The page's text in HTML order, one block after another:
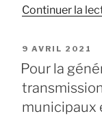
Continuer la
PUBLIÉ
LE
9 AVRIL 2021
Pour la
municipaux